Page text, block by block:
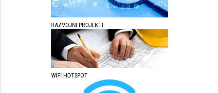
RAZVOJNI PROJEKTI
WIFI HOTSPOT